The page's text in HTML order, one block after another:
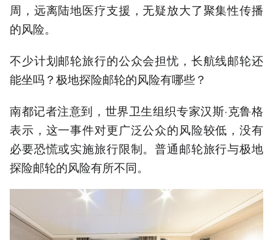
周，远离陆地医疗支援，无疑放大了聚集性传播
的风险。
不少计划邮轮旅行的公众会担忧，长航线邮轮还
能坐吗？极地探险邮轮的风险有哪些？
南都记者注意到，世界卫生组织专家汉斯·克鲁格
表示，这一事件对更广泛公众的风险较低，没有
必要恐慌或实施旅行限制。普通邮轮旅行与极地
探险邮轮的风险有所不同。